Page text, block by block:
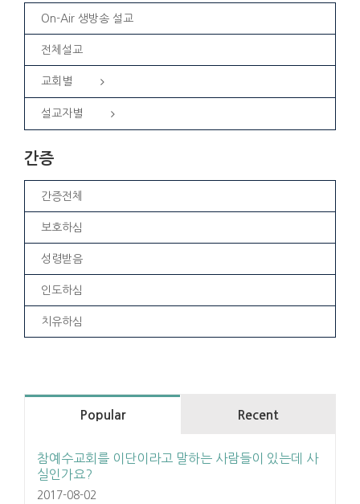
On-Air 생방송 설교
전체설교
교회별
설교자별
간증
간증전체
보호하심
성령받음
인도하심
치유하심
Popular Recent
참예수교회를 이단이라고 말하는 사람들이 있는데 사
실인가요?
2017-08-02